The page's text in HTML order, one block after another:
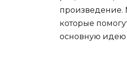
произведение.
которые
основную идею